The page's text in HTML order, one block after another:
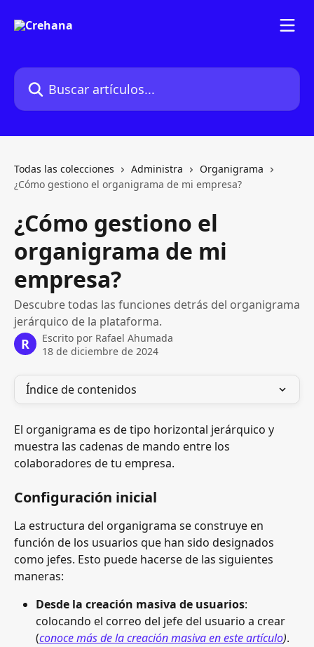
Buscar artículos...
Todas las colecciones Administra
Organigrama
¿Cómo gestiono el organigrama de mi empresa?
¿Cómo gestiono el
organigrama de mi
empresa?
Descubre todas las funciones detrás del organigrama
jerárquico de la plataforma.
R Escrito por Rafael Ahumada
18 de diciembre de 2024
Índice de contenidos
El organigrama es de tipo horizontal jerárquico y
muestra las cadenas de mando entre los
colaboradores de tu empresa.
Configuración inicial
La estructura del organigrama se construye en
función de los usuarios que han sido designados
como jefes. Esto puede hacerse de las siguientes
maneras:
Desde la creación masiva de usuarios:
colocando el correo del jefe del usuario a crear
(conoce más de la creación masiva en este artículo).